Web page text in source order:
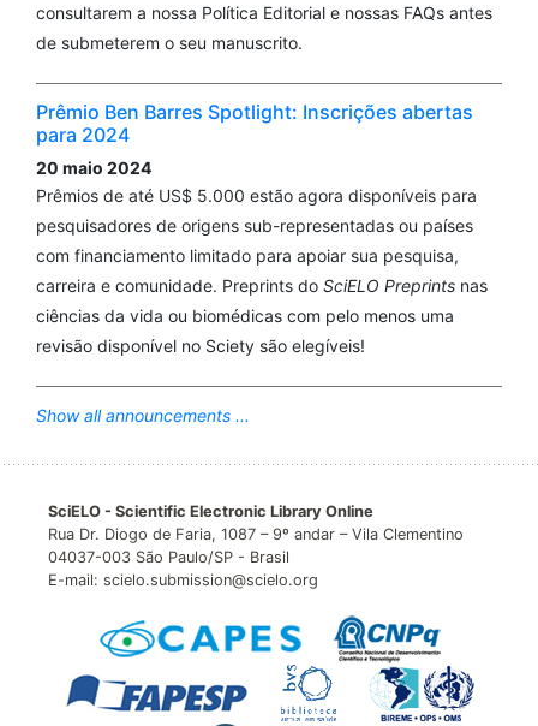
consultarem a nossa Política Editorial e nossas FAQs antes
de submeterem o seu manuscrito.
Prêmio Ben Barres Spotlight: Inscrições abertas
para 2024
20 maio 2024
Prêmios de até US$ 5.000 estão agora disponíveis para
pesquisadores de origens sub-representadas ou países
com financiamento limitado para apoiar sua pesquisa,
carreira e comunidade. Preprints do SciELO Preprints nas
ciências da vida ou biomédicas com pelo menos uma
revisão disponível no Sciety são elegíveis!
Show all announcements ...
SciELO - Scientific Electronic Library Online
Rua Dr. Diogo de Faria, 1087 – 9º andar – Vila Clementino
04037-003 São Paulo/SP - Brasil
E-mail: scielo.submission@scielo.org